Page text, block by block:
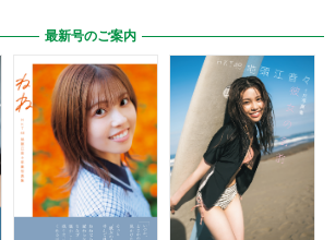
最新号のご案内